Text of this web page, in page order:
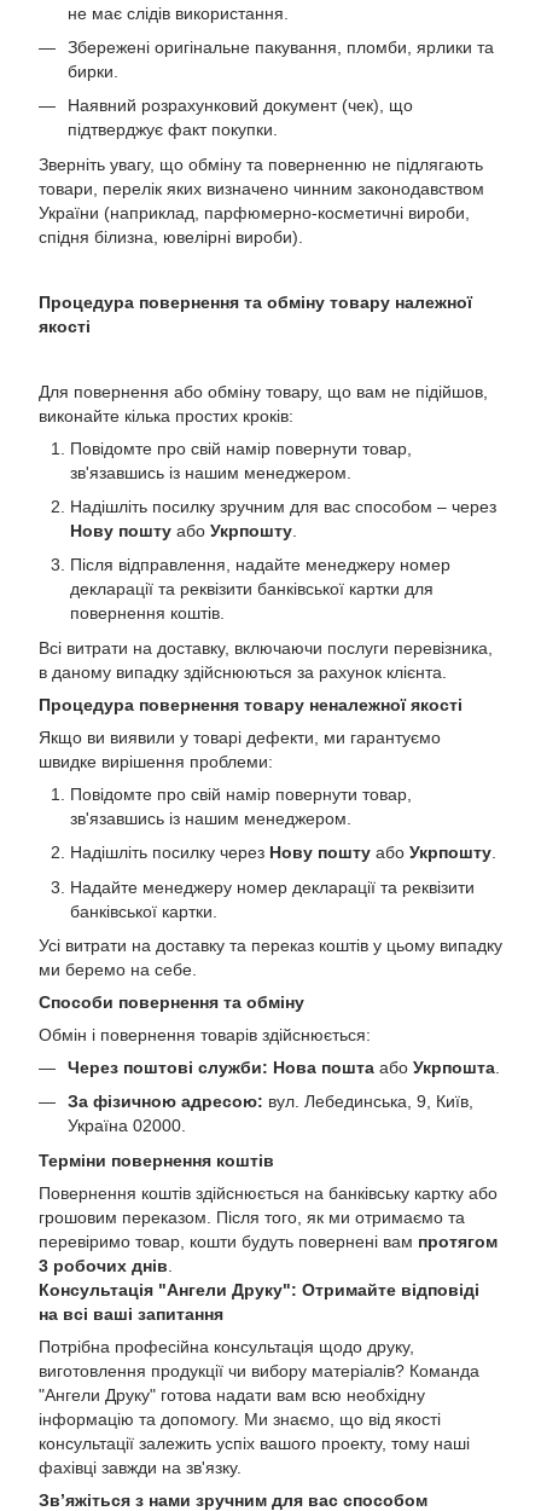
не має слідів використання.
Збережені оригінальне пакування, пломби, ярлики та
бирки.
Наявний розрахунковий документ (чек), що
підтверджує факт покупки.
Зверніть увагу, що обміну та поверненню не підлягають
товари, перелік яких визначено чинним законодавством
України (наприклад, парфюмерно-косметичні вироби,
спідня білизна, ювелірні вироби).
Процедура повернення та обміну товару належної
якості
Для повернення або обміну товару, що вам не підійшов,
виконайте кілька простих кроків:
Повідомте про свій намір повернути товар,
зв'язавшись із нашим менеджером.
Надішліть посилку зручним для вас способом – через
Нову пошту або Укрпошту
Після відправлення, надайте менеджеру номер
декларації та реквізити банківської картки для
повернення коштів.
Всі витрати на доставку, включаючи послуги перевізника,
в даному випадку здійснюються за рахунок клієнта.
Процедура повернення товару неналежної якості
Якщо ви виявили у товарі дефекти, ми гарантуємо
швидке вирішення проблеми:
Повідомте про свій намір повернути товар,
зв'язавшись із нашим менеджером.
Надішліть посилку через Нову пошту або Укрпошту.
Надайте менеджеру номер декларації та реквізити
банківської картки.
Усі витрати на доставку та переказ коштів у цьому випадку
ми беремо на себе.
Способи повернення та обміну
Обмін і повернення товарів здійснюється:
Через поштові служби: Нова пошта або Укрпошта
За фізичною адресою: вул. Лебединська, 9, Київ,
Україна 02000.
Терміни повернення коштів
Повернення коштів здійснюється на банківську картку або
грошовим переказом. Після того, як ми отримаємо та
перевіримо товар, кошти будуть повернені вам протягом
3 робочих днів
Консультація "Ангели Друку": Отримайте відповіді
на всі ваші запитання
Потрібна професійна консультація щодо друку,
виготовлення продукції чи вибору матеріалів? Команда
"Ангели Друку" готова надати вам всю необхідну
інформацію та допомогу. Ми знаємо, що від якості
консультації залежить успіх вашого проекту, тому наші
фахівці завжди на зв'язку.
Зв’яжіться з нами зручним для вас способом